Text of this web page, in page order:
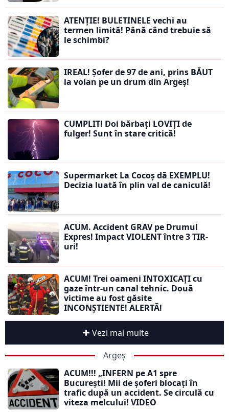
ATENȚIE! BULETINELE vechi au
termen limită! Până când trebuie să
le schimbi?
IREAL! Șofer de 97 de ani, prins BĂUT
la volan pe un drum din Argeș!
CUMPLIT! Doi bărbați LOVIȚI de
fulger! Sunt în stare critică!
Supermarket La Cocoș dă EXEMPLU!
Decizia luată în plin val de caniculă!
ACUM. Accident GRAV pe Drumul
Expres! Impact VIOLENT între 3 TIR-
uri!
ACUM! Trei oameni INTOXICAȚI cu
gaze într-un canal tehnic. Două
victime au fost găsite
INCONȘTIENTE! ALERTĂ!
Vezi mai multe
Argeș
ACUM!!! „INFERN pe A1 spre
București! Mii de șoferi blocați în
trafic după un accident. Se circulă cu
viteza melcului! VIDEO